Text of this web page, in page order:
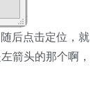
后点击定位，就
箭头的那个啊，